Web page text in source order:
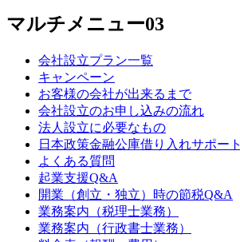
マルチメニュー03
会社設立プラン一覧
キャンペーン
お客様の会社が出来るまで
会社設立のお申し込みの流れ
法人設立に必要なもの
日本政策金融公庫借り入れサポート
よくある質問
起業支援Q&A
開業（創立・独立）時の節税Q&A
業務案内（税理士業務）
業務案内（行政書士業務）